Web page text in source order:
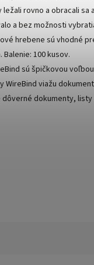
rovno a obracali
a bez možnosti
hrebene sú vhodné
Balenie: 100 kusov.
sú špičkovou
WireBind viažu
dokumenty,